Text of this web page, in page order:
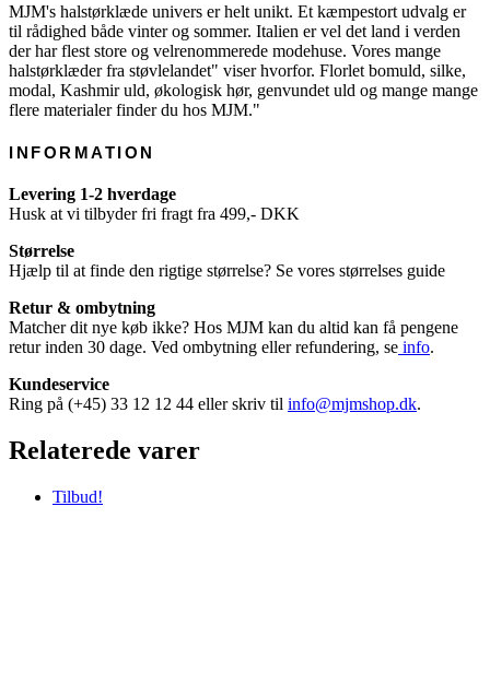
MJM's halstørklæde univers er helt unikt. Et kæmpestort udvalg er
til rådighed både vinter og sommer. Italien er vel det land i verden
der har flest store og velrenommerede modehuse. Vores mange
halstørklæder fra støvlelandet" viser hvorfor. Florlet bomuld, silke,
modal, Kashmir uld, økologisk hør, genvundet uld og mange mange
flere materialer finder du hos MJM."
INFORMATION
Levering 1-2 hverdage
Husk at vi tilbyder fri fragt fra 499,- DKK
Størrelse
Hjælp til at finde den rigtige størrelse? Se vores størrelses guide
Retur & ombytning
Matcher dit nye køb ikke? Hos MJM kan du altid kan få pengene
retur inden 30 dage. Ved ombytning eller refundering, se info.
Kundeservice
Ring på (+45) 33 12 12 44 eller skriv til info@mjmshop.dk.
Relaterede varer
Tilbud!